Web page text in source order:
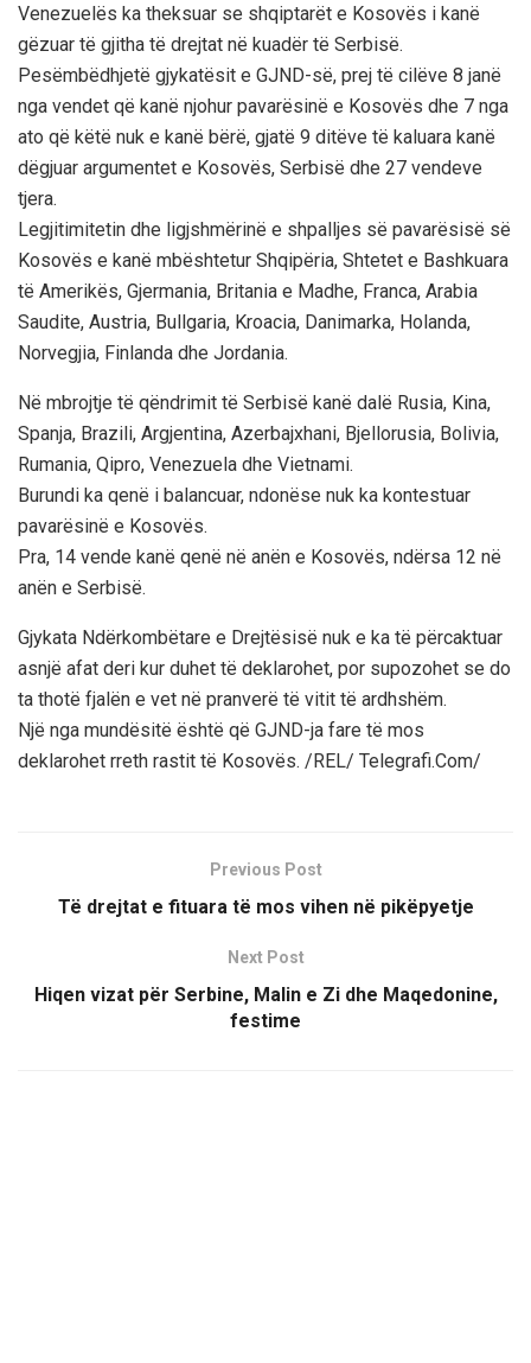
Venezuelës ka theksuar se shqiptarët e Kosovës i kanë
gëzuar të gjitha të drejtat në kuadër të Serbisë.
Pesëmbëdhjetë gjykatësit e GJND-së, prej të cilëve 8 janë
nga vendet që kanë njohur pavarësinë e Kosovës dhe 7 nga
ato që këtë nuk e kanë bërë, gjatë 9 ditëve të kaluara kanë
dëgjuar argumentet e Kosovës, Serbisë dhe 27 vendeve
tjera.
Legjitimitetin dhe ligjshmërinë e shpalljes së pavarësisë së
Kosovës e kanë mbështetur Shqipëria, Shtetet e Bashkuara
të Amerikës, Gjermania, Britania e Madhe, Franca, Arabia
Saudite, Austria, Bullgaria, Kroacia, Danimarka, Holanda,
Norvegjia, Finlanda dhe Jordania.
Në mbrojtje të qëndrimit të Serbisë kanë dalë Rusia, Kina,
Spanja, Brazili, Argjentina, Azerbajxhani, Bjellorusia, Bolivia,
Rumania, Qipro, Venezuela dhe Vietnami.
Burundi ka qenë i balancuar, ndonëse nuk ka kontestuar
pavarësinë e Kosovës.
Pra, 14 vende kanë qenë në anën e Kosovës, ndërsa 12 në
anën e Serbisë.
Gjykata Ndërkombëtare e Drejtësisë nuk e ka të përcaktuar
asnjë afat deri kur duhet të deklarohet, por supozohet se do
ta thotë fjalën e vet në pranverë të vitit të ardhshëm.
Një nga mundësitë është që GJND-ja fare të mos
deklarohet rreth rastit të Kosovës. /REL/ Telegrafi.Com/
Previous Post
Të drejtat e fituara të mos vihen në pikëpyetje
Next Post
Hiqen vizat për Serbine, Malin e Zi dhe Maqedonine,
festime